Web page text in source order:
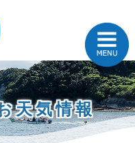
天気情報